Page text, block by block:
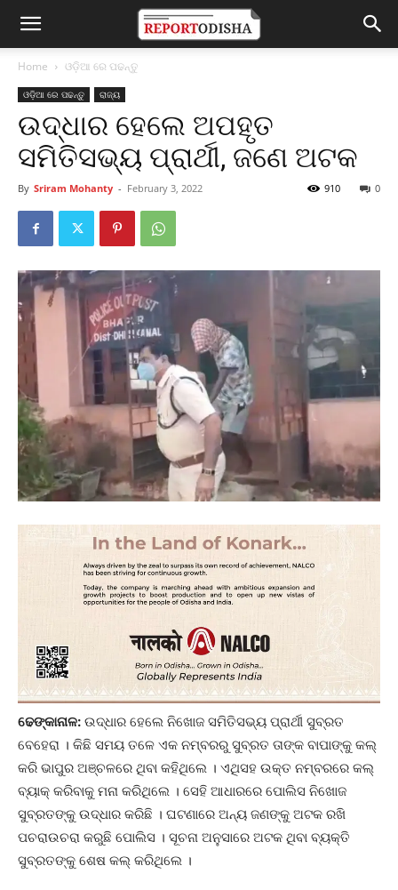
Home ଓଡ଼ିଆ ରେ ପଢନ୍ତୁ
ଓଡ଼ିଆ ରେ ପଢନ୍ତୁ ରାଜ୍ୟ
ଉଦ୍ଧାର ହେଲେ ଅପହୃତ
ସମିତିସଭ୍ୟ ପ୍ରାର୍ଥୀ, ଜଣେ ଅଟକ
By Sriram Mohanty - February 3, 2022 0
910
ଢେଙ୍କାନାଳ: ଉଦ୍ଧାର ହେଲେ ନିଖୋଜ ସମିତିସଭ୍ୟ ପ୍ରାର୍ଥୀ ସୁବ୍ରତ
ବେହେରା । କିଛି ସମୟ ତଳେ ଏକ ନମ୍ବରରୁ ସୁବ୍ରତ ତାଙ୍କ ବାପାଙ୍କୁ କଲ୍
କରି ଭାପୁର ଅଞ୍ଚଳରେ ଥିବା କହିଥିଲେ । ଏଥିସହ ଉକ୍ତ ନମ୍ବରରେ କଲ୍
ବ୍ୟାକ୍ କରିବାକୁ ମନା କରିଥିଲେ । ସେହି ଆଧାରରେ ପୋଲିସ ନିଖୋଜ
ସୁବ୍ରତଙ୍କୁ ଉଦ୍ଧାର କରିଛି । ଘଟଣାରେ ଅନ୍ୟ ଜଣଙ୍କୁ ଅଟକ ରଖି
ପଚରାଉଚରା କରୁଛି ପୋଲିସ । ସୂଚନା ଅନୁସାରେ ଅଟକ ଥିବା ବ୍ୟକ୍ତି
ସୁବ୍ରତଙ୍କୁ ଶେଷ କଲ୍ କରିଥିଲେ ।